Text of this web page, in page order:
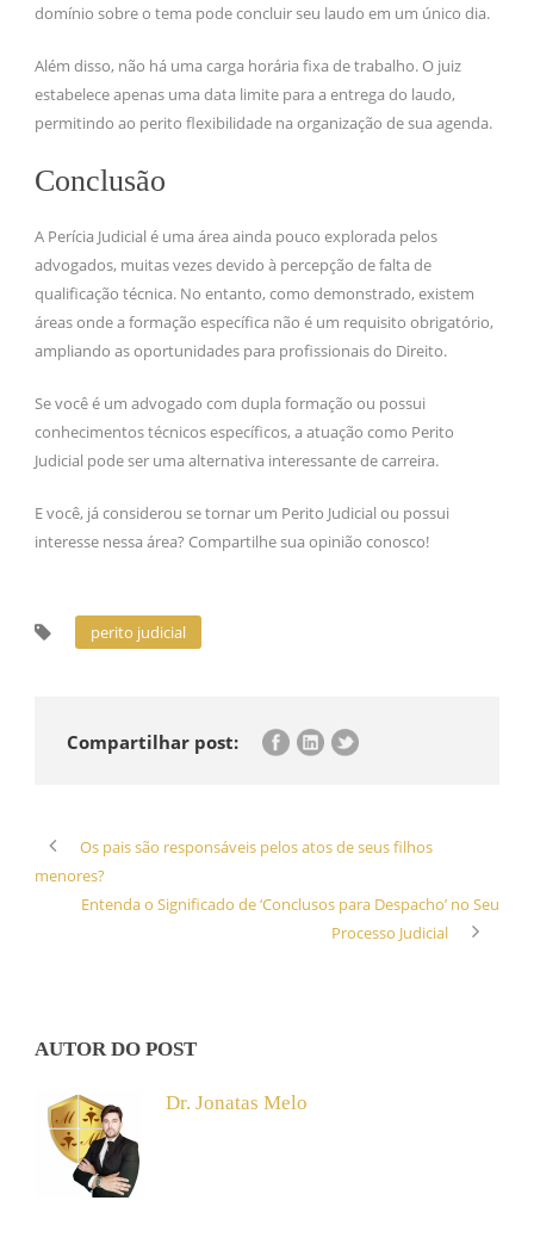
domínio sobre o tema pode concluir seu laudo em um único dia.
Além disso, não há uma carga horária fixa de trabalho. O juiz
estabelece apenas uma data limite para a entrega do laudo,
permitindo ao perito flexibilidade na organização de sua agenda.
Conclusão
A Perícia Judicial é uma área ainda pouco explorada pelos
advogados, muitas vezes devido à percepção de falta de
qualificação técnica. No entanto, como demonstrado, existem
áreas onde a formação específica não é um requisito obrigatório,
ampliando as oportunidades para profissionais do Direito.
Se você é um advogado com dupla formação ou possui
conhecimentos técnicos específicos, a atuação como Perito
Judicial pode ser uma alternativa interessante de carreira.
E você, já considerou se tornar um Perito Judicial ou possui
interesse nessa área? Compartilhe sua opinião conosco!
perito judicial
Compartilhar post:
Os pais são responsáveis pelos atos de seus filhos
menores?
Entenda o Significado de ‘Conclusos para Despacho’ no Seu
Processo Judicial
AUTOR DO POST
Dr. Jonatas Melo